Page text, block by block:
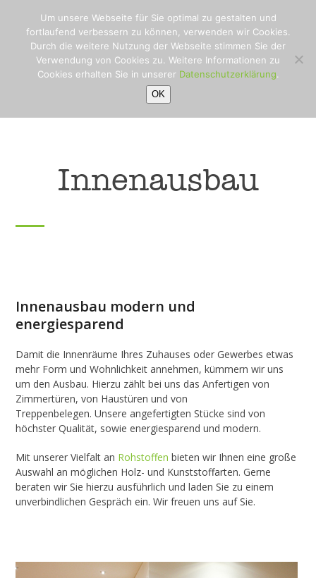
content
Open
mobile
menu
Close
mobile
menu
Innenausbau
Innenausbau modern und
energiesparend
Damit die Innenräume Ihres Zuhauses oder Gewerbes etwas
mehr Form und Wohnlichkeit annehmen, kümmern wir uns
um den Ausbau. Hierzu zählt bei uns das Anfertigen von
Zimmertüren, von Haustüren und von
Treppenbelegen. Unsere angefertigten Stücke sind von
höchster Qualität, sowie energiesparend und modern.
Mit unserer Vielfalt an Rohstoffen bieten wir Ihnen eine große
Auswahl an möglichen Holz- und Kunststoffarten. Gerne
beraten wir Sie hierzu ausführlich und laden Sie zu einem
unverbindlichen Gespräch ein. Wir freuen uns auf Sie.
Um unsere Webseite für Sie optimal zu gestalten und
fortlaufend verbessern zu können, verwenden wir Cookies.
Durch die weitere Nutzung der Webseite stimmen Sie der
Verwendung von Cookies zu. Weitere Informationen zu
Cookies erhalten Sie in unserer Datenschutzerklärung
OK